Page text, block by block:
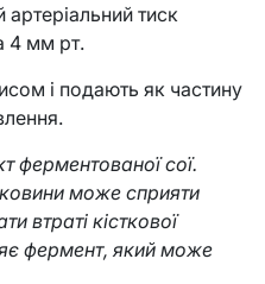
артеріальний тиск
4 мм рт.
і подають як частину
ферментованої сої.
може сприяти
втраті кісткової
фермент, який може